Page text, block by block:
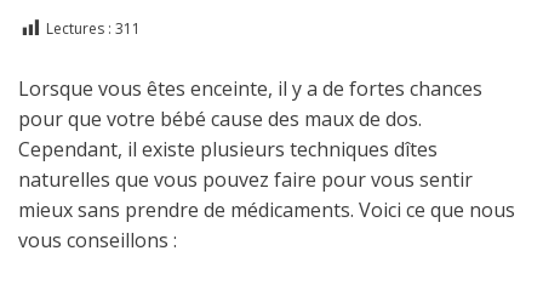
Lectures : 311
Lorsque vous êtes enceinte, il y a de fortes chances
pour que votre bébé cause des maux de dos.
Cependant, il existe plusieurs techniques dîtes
naturelles que vous pouvez faire pour vous sentir
mieux sans prendre de médicaments. Voici ce que nous
vous conseillons :